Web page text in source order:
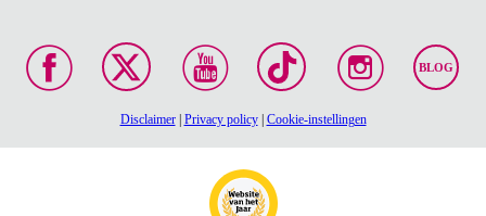
BLOG
Disclaimer| Privacy policy| Cookie-instellingen